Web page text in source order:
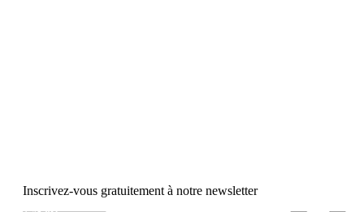
Inscrivez-vous gratuitement à notre newsletter